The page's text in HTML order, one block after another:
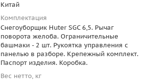
Китай
Комплектация
Снегоуборщик Huter SGC 6,5. Рычаг
поворота желоба. Ограничительные
башмаки - 2 шт. Рукоятка управления с
панелью в разборе. Крепежный комплект.
Паспорт изделия. Коробка.
Вес нетто, кг